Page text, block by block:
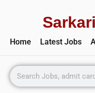
Home Latest Jobs